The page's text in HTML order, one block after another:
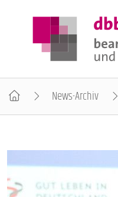
POSITIONEN
News-Archiv